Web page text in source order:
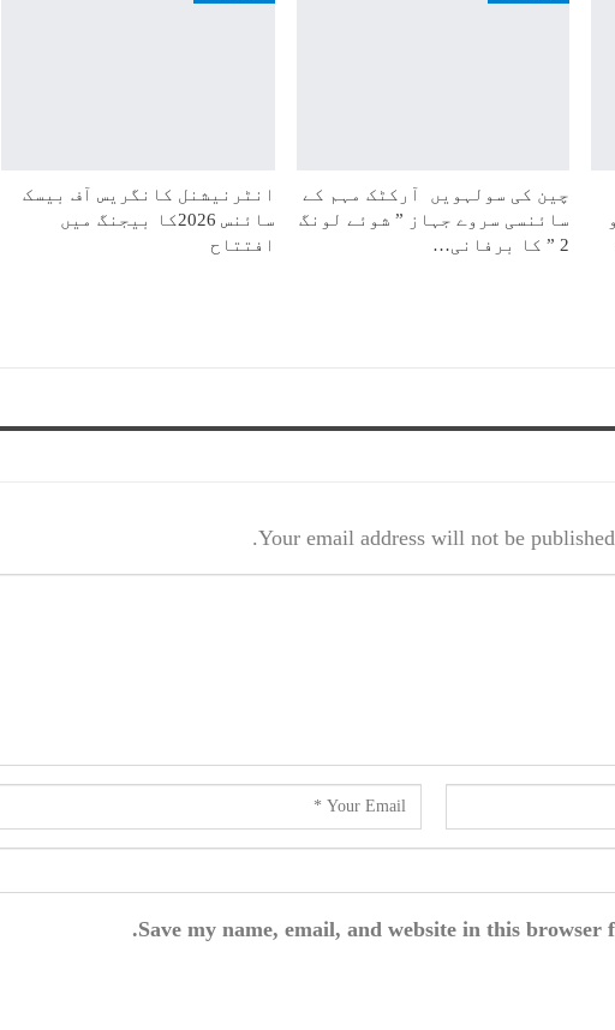
چین کی سولہویں آرکٹک مہم کے
سائنسی سروے جہاز ” شوئے لونگ
2 ” کا برفانی…
انٹرنیشنل کانگریس آف بیسک
سائنس 2026کا بیجنگ میں
افتتاح
Your email address will not be published.
Save my name, email, and website in this browser